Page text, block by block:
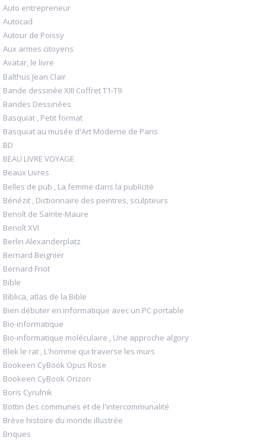
Auto entrepreneur
Autocad
Autour de Poissy
Aux armes citoyens
Avatar, le livre
Balthus Jean Clair
Bande dessinée XIII Coffret T1-T9
Bandes Dessinées
Basquiat , Petit format
Basquiat au musée d'Art Moderne de Paris
BD
BEAU LIVRE VOYAGE
Beaux Livres
Belles de pub , La femme dans la publicité
Bénézit , Dictionnaire des peintres, sculpteurs
Benoît de Sainte-Maure
Benoît XVI
Berlin Alexanderplatz
Bernard Beignier
Bernard Friot
Bible
Biblica, atlas de la Bible
Bien débuter en informatique avec un PC portable
Bio-informatique
Bio-informatique moléculaire , Une approche algory
Blek le rat , L'homme qui traverse les murs
Bookeen CyBook Opus Rose
Bookeen CyBook Orizon
Boris Cyrulnik
Bottin des communes et de l'intercommunalité
Brève histoire du monde illustrée
Briques